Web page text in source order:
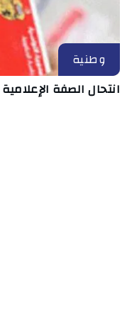
وطنية
انتحال الصفة